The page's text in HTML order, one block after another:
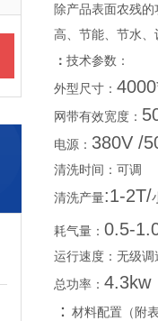
除产品表面农残
高、节能、节水
：技术参数：
外型尺寸：
网带有效宽度：
电源： 380V /
清洗时间：可调
清洗产量:1-2T/
耗气量：0.5-
运行速度：无级调
总功率：4.3kw
：材料配置（附